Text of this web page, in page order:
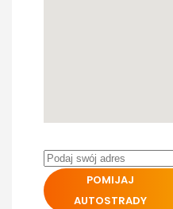
POMIJAJ
AUTOSTRADY